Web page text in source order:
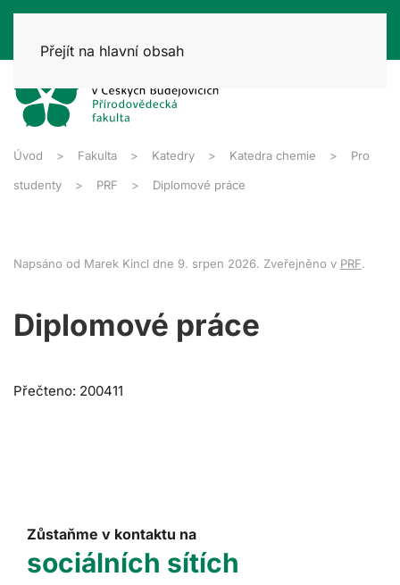
Přejít na hlavní obsah
Úvod Fakulta Katedry Katedra chemie Pro
studenty PRF Diplomové práce
Napsáno od Marek Kincl dne 9. srpen 2026. Zveřejněno v PRF.
Diplomové práce
Přečteno: 200411
Zůstaňme v kontaktu na
sociálních sítích